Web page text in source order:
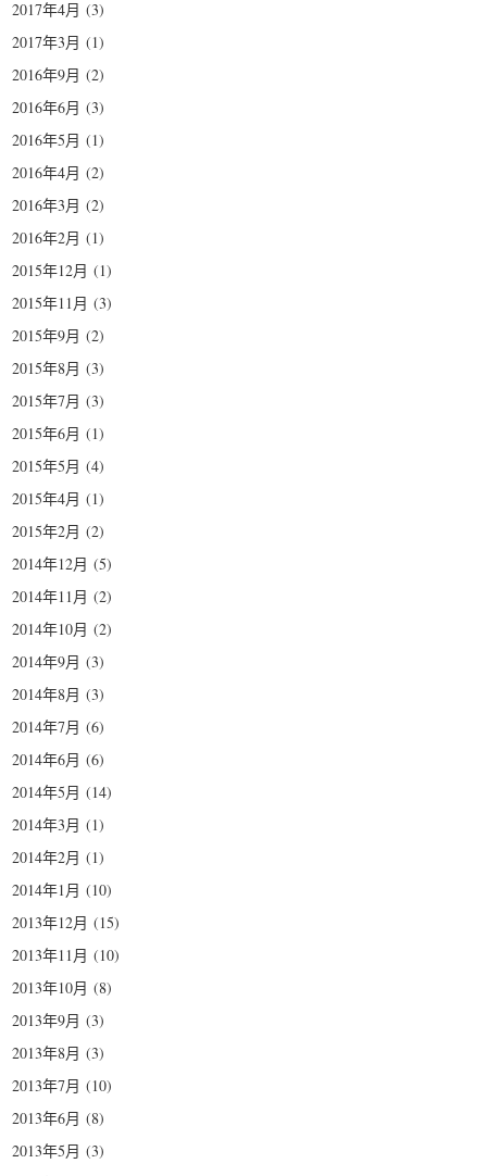
2017年4月 (3)
2017年3月 (1)
2016年9月 (2)
2016年6月 (3)
2016年5月 (1)
2016年4月 (2)
2016年3月 (2)
2016年2月 (1)
2015年12月 (1)
2015年11月 (3)
2015年9月 (2)
2015年8月 (3)
2015年7月 (3)
2015年6月 (1)
2015年5月 (4)
2015年4月 (1)
2015年2月 (2)
2014年12月 (5)
2014年11月 (2)
2014年10月 (2)
2014年9月 (3)
2014年8月 (3)
2014年7月 (6)
2014年6月 (6)
2014年5月 (14)
2014年3月 (1)
2014年2月 (1)
2014年1月 (10)
2013年12月 (15)
2013年11月 (10)
2013年10月 (8)
2013年9月 (3)
2013年8月 (3)
2013年7月 (10)
2013年6月 (8)
2013年5月 (3)